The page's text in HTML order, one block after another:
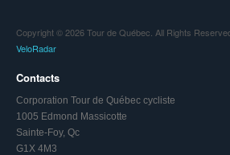
Copyright © 2026 Tour de Québec. All Rights
VeloRadar
Contacts
Corporation Tour de Québec cycliste
1005 Edmond Massicotte
Sainte-Foy, Qc
G1X 4M3